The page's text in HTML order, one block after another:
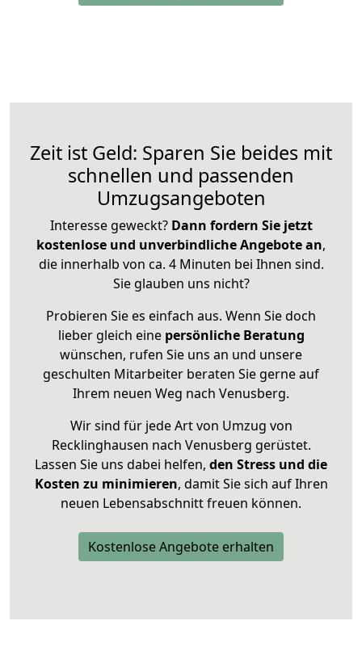
Zeit ist Geld: Sparen Sie beides mit
schnellen und passenden
Umzugsangeboten
Interesse geweckt? Dann fordern Sie jetzt
kostenlose und unverbindliche Angebote an,
die innerhalb von ca. 4 Minuten bei Ihnen sind.
Sie glauben uns nicht?
Probieren Sie es einfach aus. Wenn Sie doch
lieber gleich eine persönliche Beratung
wünschen, rufen Sie uns an und unsere
geschulten Mitarbeiter beraten Sie gerne auf
Ihrem neuen Weg nach Venusberg.
Wir sind für jede Art von Umzug von
Recklinghausen nach Venusberg gerüstet.
Lassen Sie uns dabei helfen, den Stress und die
Kosten zu minimieren, damit Sie sich auf Ihren
neuen Lebensabschnitt freuen können.
Kostenlose Angebote erhalten